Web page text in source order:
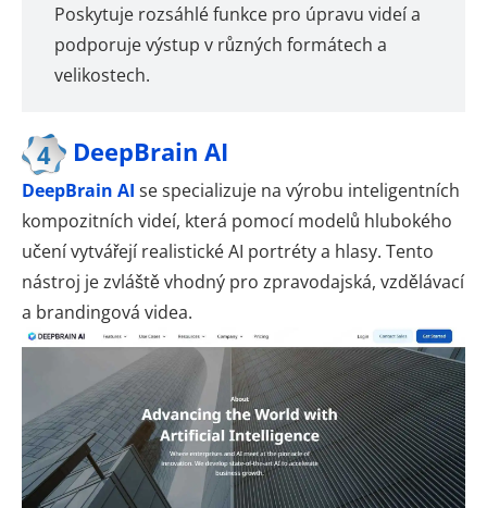
Poskytuje rozsáhlé funkce pro úpravu videí a
podporuje výstup v různých formátech a
velikostech.
4 DeepBrain AI
DeepBrain AI se specializuje na výrobu inteligentních
kompozitních videí, která pomocí modelů hlubokého
učení vytvářejí realistické AI portréty a hlasy. Tento
nástroj je zvláště vhodný pro zpravodajská, vzdělávací
a brandingová videa.